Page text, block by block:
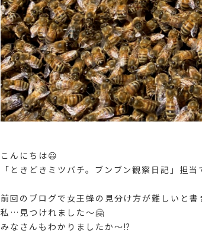
こんにちは😃
「ときどきミツバチ。ブンブン観察日記」担当
前回のブログで女王蜂の見分け方が難しいと
私…見つけれました〜🤗
みなさんもわかりましたか〜⁉️